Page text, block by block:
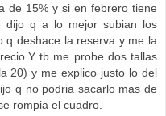
de 15% y si en febrero tiene
dijo q a lo mejor subian los
q deshace la reserva y me la
tb me probe dos tallas
20) y me explico justo lo del
q no podria sacarlo mas de
rompia el cuadro.